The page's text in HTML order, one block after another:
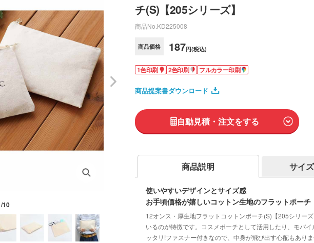
/10
チ(S)【205シリーズ】
商品No. KD225008
商品価格 187円(税込)
1色印刷 2色印刷 フルカラー印刷
商品提案書ダウンロード
自動見積・注文をする
商品説明 サイ
使いやすいデザインとサイズ感
お手頃価格が嬉しいコットン生地のフラットポーチ
12オンス・厚生地フラットコットンポーチ(S)【205シリー
いるのが特徴です。コスメポーチとして活用したり、モバ
ッタリ!ファスナー付きなので、中身が飛び出す心配もあり